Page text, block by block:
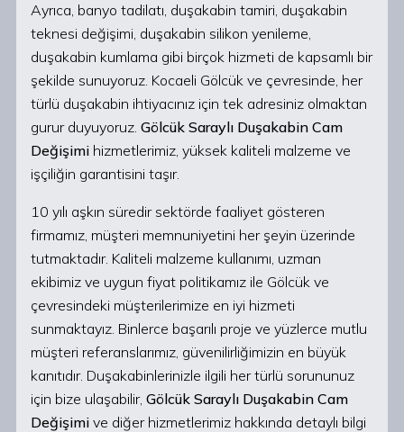
Ayrıca, banyo tadilatı, duşakabin tamiri, duşakabin
teknesi değişimi, duşakabin silikon yenileme,
duşakabin kumlama gibi birçok hizmeti de kapsamlı bir
şekilde sunuyoruz. Kocaeli Gölcük ve çevresinde, her
türlü duşakabin ihtiyacınız için tek adresiniz olmaktan
gurur duyuyoruz. Gölcük Saraylı Duşakabin Cam
Değişimi hizmetlerimiz, yüksek kaliteli malzeme ve
işçiliğin garantisini taşır.
10 yılı aşkın süredir sektörde faaliyet gösteren
firmamız, müşteri memnuniyetini her şeyin üzerinde
tutmaktadır. Kaliteli malzeme kullanımı, uzman
ekibimiz ve uygun fiyat politikamız ile Gölcük ve
çevresindeki müşterilerimize en iyi hizmeti
sunmaktayız. Binlerce başarılı proje ve yüzlerce mutlu
müşteri referanslarımız, güvenilirliğimizin en büyük
kanıtıdır. Duşakabinlerinizle ilgili her türlü sorununuz
için bize ulaşabilir, Gölcük Saraylı Duşakabin Cam
Değişimi ve diğer hizmetlerimiz hakkında detaylı bilgi